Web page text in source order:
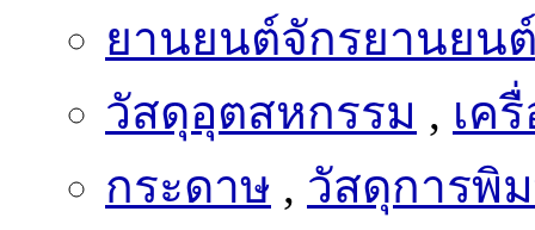
ยานยนต์จักรยานยน
วัสดุอุตสหกรรม , เค
กระดาษ , วัสดุการพิ